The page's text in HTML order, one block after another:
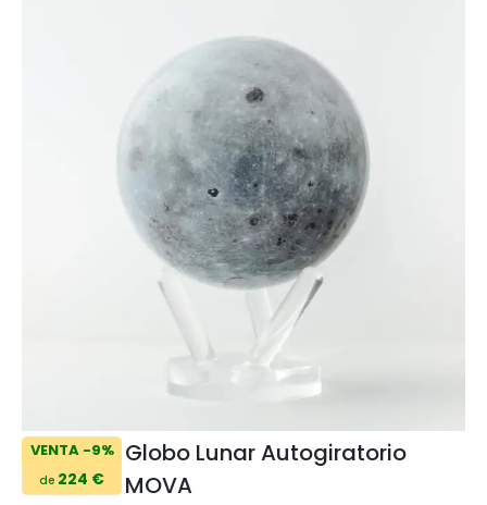
VENTA -9%
de 224 €
Globo Lunar Autogiratorio
MOVA